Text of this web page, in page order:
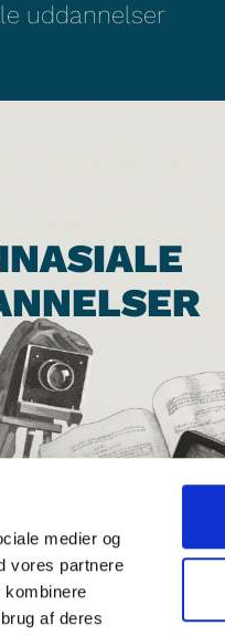
medier og
vores partnere
kombinere
af deres
uddannelser